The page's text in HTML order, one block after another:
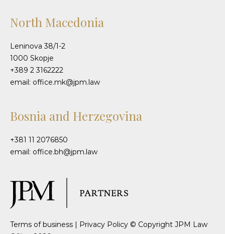
North Macedonia
Leninova 38/1-2
1000 Skopje
+389 2 3162222
email: office.mk@jpm.law
Bosnia and Herzegovina
+381 11 2076850
email: office.bh@jpm.law
Terms of business | Privacy Policy © Copyright JPM Law